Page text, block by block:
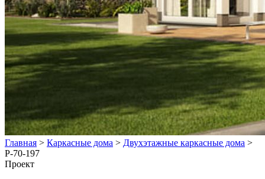
Главная > Каркасные дома > Двухэтажные каркасные дома >
Р-70-197
Проект